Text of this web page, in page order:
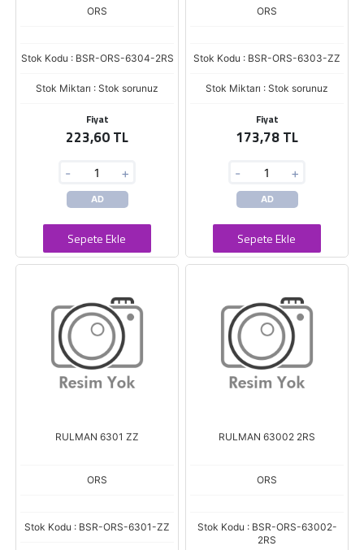
ORS
Stok Kodu : BSR-ORS-6304-2RS
Stok Miktarı : Stok sorunuz
Fiyat
223,60 TL
- +
AD
Sepete Ekle
ORS
Stok Kodu : BSR-ORS-6303-ZZ
Stok Miktarı : Stok sorunuz
Fiyat
173,78 TL
- +
AD
Sepete Ekle
RULMAN 6301 ZZ
ORS
Stok Kodu : BSR-ORS-6301-ZZ
RULMAN 63002 2RS
ORS
Stok Kodu : BSR-ORS-63002-
2RS